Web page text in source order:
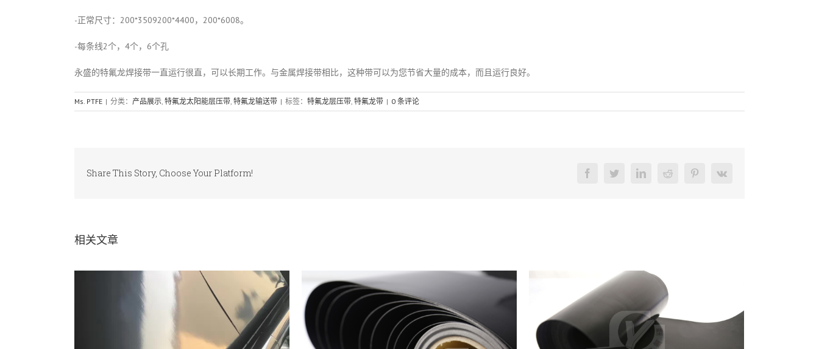
-正常尺寸：200*3509200*4400，200*6008。
-每条线2个，4个，6个孔
永盛的特氟龙焊接带一直运行很直，可以长期工作。与金属焊接带相比，这种带可以为您节省大量的成本，而且运行良好。
Ms. PTFE | 分类： 产品展示, 特氟龙太阳能层压带, 特氟龙输送带 | 标签： 特氟龙层压带, 特氟龙带 | 0 条评论
Share This Story, Choose Your Platform! FacebookTwitterLinkedInReddit PinterestVk
相关文章